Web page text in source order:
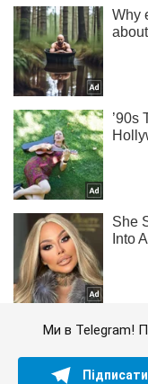
Ми в Telegram!